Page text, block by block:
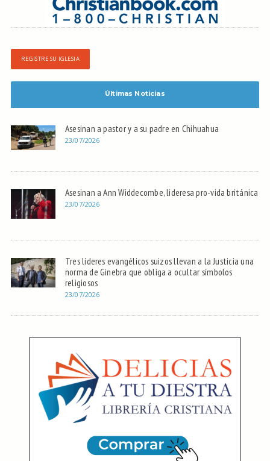
REGISTRE SU IGLESIA
Últimas Noticias
Asesinan a pastor y a su padre en Chihuahua
23/07/2026
Asesinan a Ann Widdecombe, lideresa pro-vida británica
23/07/2026
Tres líderes evangélicos suizos llevan a la Justicia una
norma de Ginebra que obliga a ocultar símbolos
religiosos
23/07/2026